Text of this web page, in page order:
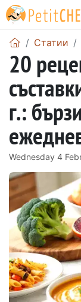
Статии
20
г.:
Wednesday 4